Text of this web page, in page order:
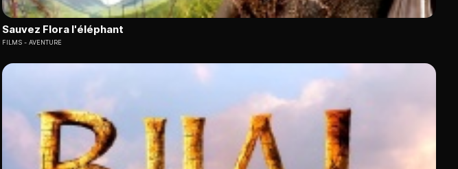
Sauvez Flora l'éléphant
FILMS AVENTURE